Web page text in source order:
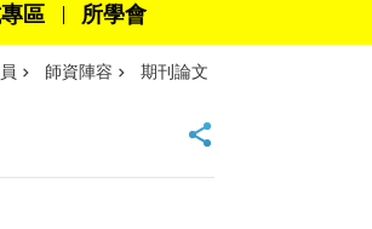
區 所學會
師資陣容 期刊論文